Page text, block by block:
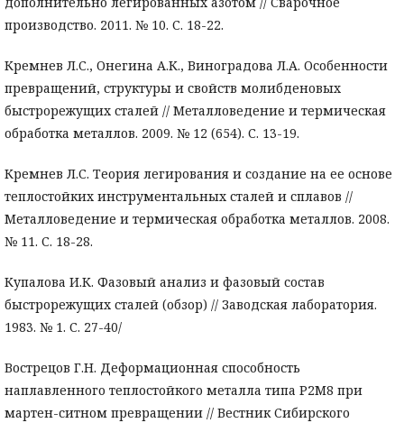
производство. 2011. № 10. С. 18-22.
Кремнев Л.С., Онегина А.К., Виноградова Л.А. Особенности
превращений, структуры и свойств молибденовых
быстрорежущих сталей // Металловедение и термическая
обработка металлов. 2009. № 12 (654). С. 13-19.
Кремнев Л.С. Теория легирования и создание на ее основе
теплостойких инструментальных сталей и сплавов //
Металловедение и термическая обработка металлов. 2008.
№ 11. С. 18-28.
Купалова И.К. Фазовый анализ и фазовый состав
быстрорежущих сталей (обзор) // Заводская лаборатория.
1983. № 1. С. 27-40/
Вострецов Г.Н. Деформационная способность
наплавленного теплостойкого металла типа Р2М8 при
мартен-ситном превращении // Вестник Сибирского